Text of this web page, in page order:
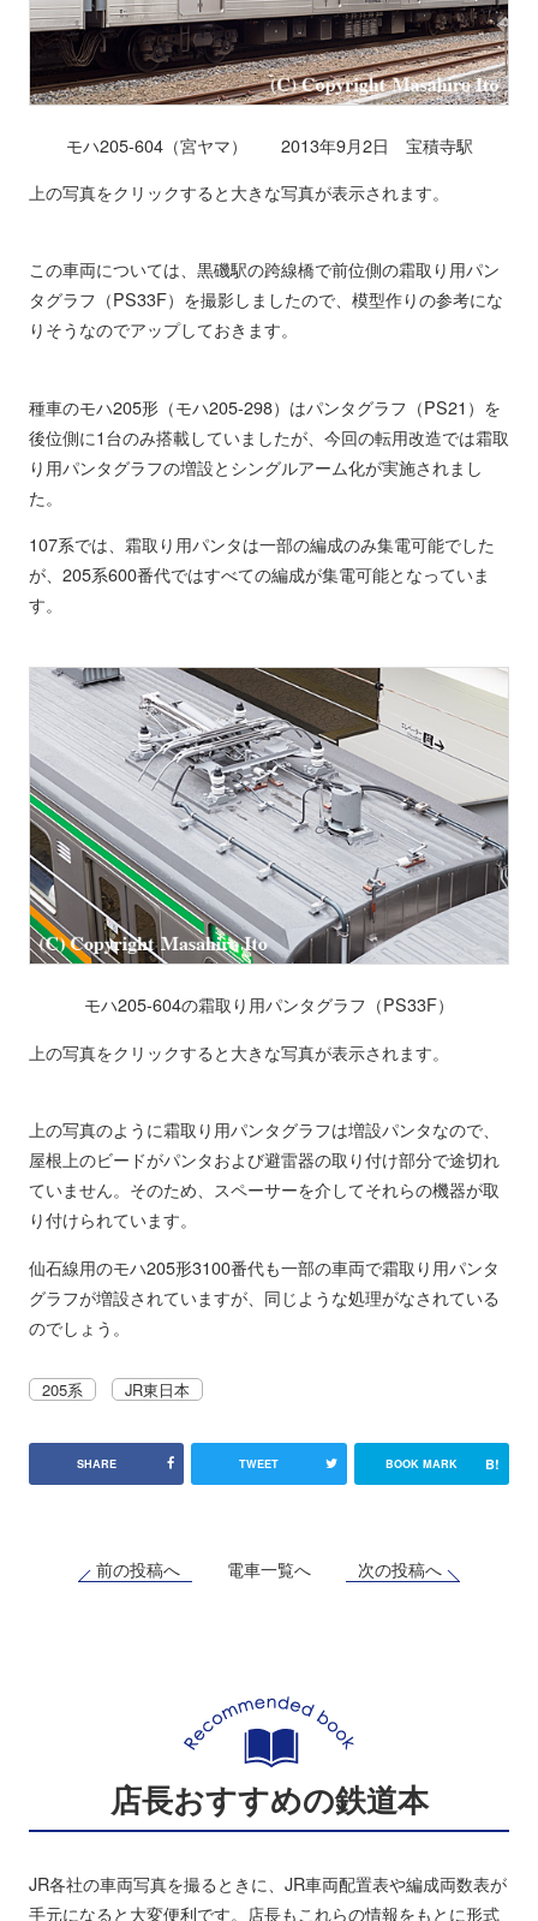
モハ205-604（宮ヤマ） 2013年9月2日 宝積寺駅
上の写真をクリックすると大きな写真が表示されます。
この車両については、黒磯駅の跨線橋で前位側の霜取り用パン
タグラフ（PS33F）を撮影しましたので、模型作りの参考にな
りそうなのでアップしておきます。
種車のモハ205形（モハ205-298）はパンタグラフ（PS21）を
後位側に1台のみ搭載していましたが、今回の転用改造では霜取
り用パンタグラフの増設とシングルアーム化が実施されまし
た。
107系では、霜取り用パンタは一部の編成のみ集電可能でした
が、205系600番代ではすべての編成が集電可能となっていま
す。
モハ205-604の霜取り用パンタグラフ（PS33F）
上の写真をクリックすると大きな写真が表示されます。
上の写真のように霜取り用パンタグラフは増設パンタなので、
屋根上のビードがパンタおよび避雷器の取り付け部分で途切れ
ていません。そのため、スペーサーを介してそれらの機器が取
り付けられています。
仙石線用のモハ205形3100番代も一部の車両で霜取り用パンタ
グラフが増設されていますが、同じような処理がなされている
のでしょう。
205系 JR東日本
SHARE TWEET BOOK MARK B!
前の投稿へ 電車一覧へ 次の投稿へ
店長おすすめの鉄道本
JR各社の車両写真を撮るときに、JR車両配置表や編成両数表が
手元になると大変便利です。店長もこれらの情報をもとに形式